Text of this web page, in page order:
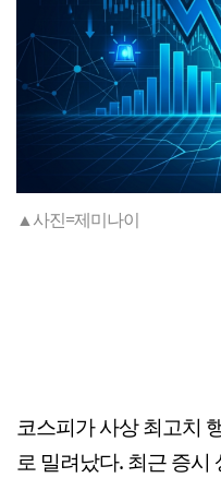
▲사진=제미나이
코스피가 사상 최고치
로 밀려났다. 최근 증시